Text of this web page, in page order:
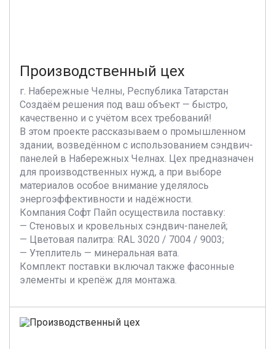
Производственный цех
г. Набережные Челны, Республика Татарстан
Создаём решения под ваш объект — быстро,
качественно и с учётом всех требований!
В этом проекте рассказываем о промышленном
здании, возведённом с использованием сэндвич-
панелей в Набережных Челнах. Цех предназначен
для производственных нужд, а при выборе
материалов особое внимание уделялось
энергоэффективности и надёжности.
Компания Софт Пайп осуществила поставку:
— Стеновых и кровельных сэндвич-панелей;
— Цветовая палитра: RAL 3020 / 7004 / 9003;
— Утеплитель — минеральная вата.
Комплект поставки включал также фасонные
элементы и крепёж для монтажа.